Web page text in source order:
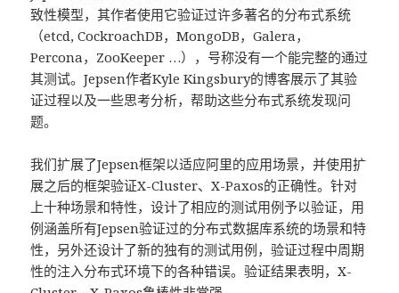
致性模型，其作者使用它验证过许多著名的分布式系统
（etcd, CockroachDB，MongoDB，Galera，
Percona，ZooKeeper …），号称没有一个能完整的通过
其测试。Jepsen作者Kyle Kingsbury的博客展示了其验
证过程以及一些思考分析，帮助这些分布式系统发现问
题。
我们扩展了Jepsen框架以适应阿里的应用场景，并使用扩
展之后的框架验证X-Cluster、X-Paxos的正确性。针对
上十种场景和特性，设计了相应的测试用例予以验证，用
例涵盖所有Jepsen验证过的分布式数据库系统的场景和特
性，另外还设计了新的独有的测试用例，验证过程中周期
性的注入分布式环境下的各种错误。验证结果表明，X-